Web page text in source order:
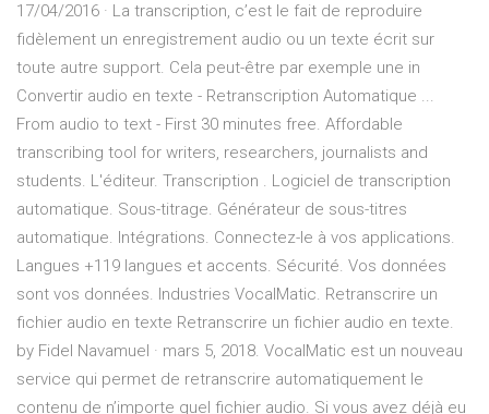
17/04/2016 · La transcription, c’est le fait de reproduire
fidèlement un enregistrement audio ou un texte écrit sur
toute autre support. Cela peut-être par exemple une in
Convertir audio en texte - Retranscription Automatique ...
From audio to text - First 30 minutes free. Affordable
transcribing tool for writers, researchers, journalists and
students. L'éditeur. Transcription . Logiciel de transcription
automatique. Sous-titrage. Générateur de sous-titres
automatique. Intégrations. Connectez-le à vos applications.
Langues +119 langues et accents. Sécurité. Vos données
sont vos données. Industries VocalMatic. Retranscrire un
fichier audio en texte Retranscrire un fichier audio en texte.
by Fidel Navamuel · mars 5, 2018. VocalMatic est un nouveau
service qui permet de retranscrire automatiquement le
contenu de n’importe quel fichier audio. Si vous avez déjà eu